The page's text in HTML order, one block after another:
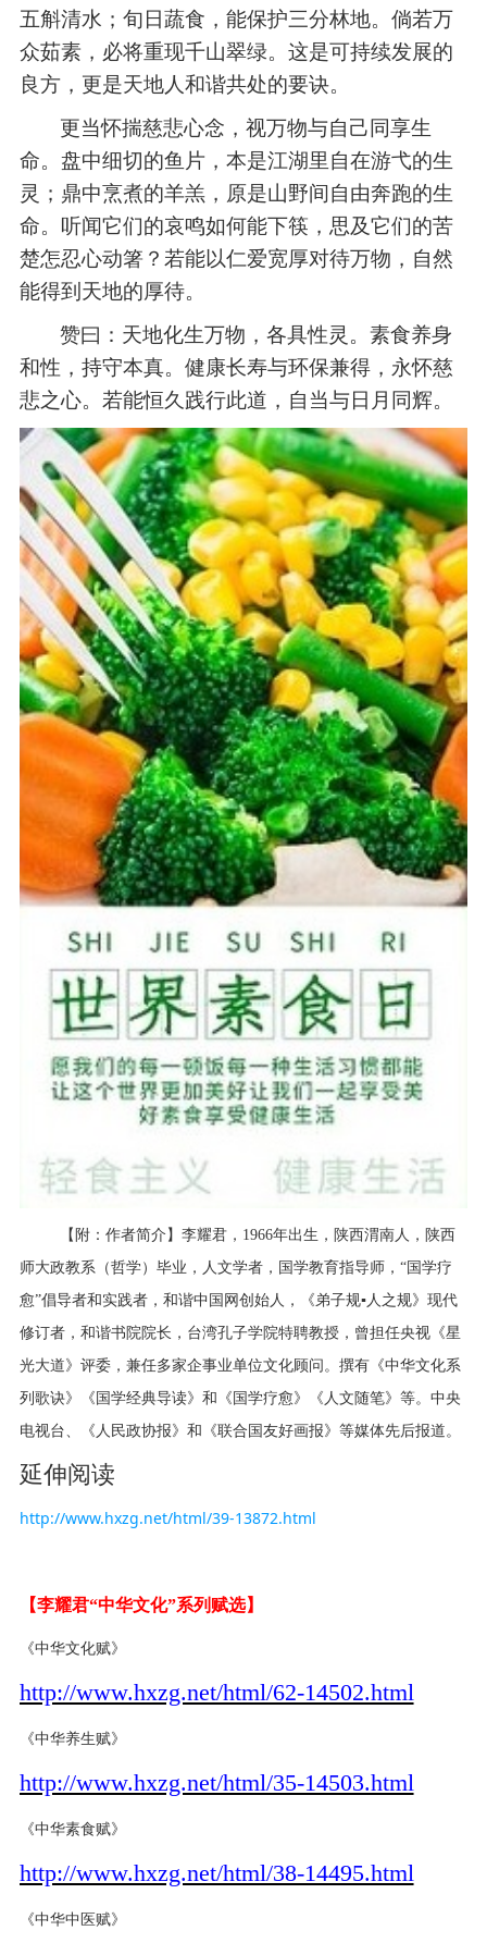
五斛清水；旬日蔬食，能保护三分林地。倘若万
众茹素，必将重现千山翠绿。这是可持续发展的
良方，更是天地人和谐共处的要诀。
更当怀揣慈悲心念，视万物与自己同享生
命。盘中细切的鱼片，本是江湖里自在游弋的生
灵；鼎中烹煮的羊羔，原是山野间自由奔跑的生
命。听闻它们的哀鸣如何能下筷，思及它们的苦
楚怎忍心动箸？若能以仁爱宽厚对待万物，自然
能得到天地的厚待。
赞曰：天地化生万物，各具性灵。素食养身
和性，持守本真。健康长寿与环保兼得，永怀慈
悲之心。若能恒久践行此道，自当与日月同辉。
【附：作者简介】李耀君，1966年出生，陕西渭南人，陕西
师大政教系（哲学）毕业，人文学者，国学教育指导师，“国学疗
愈”倡导者和实践者，和谐中国网创始人，《弟子规▪人之规》现代
修订者，和谐书院院长，台湾孔子学院特聘教授，曾担任央视《星
光大道》评委，兼任多家企事业单位文化顾问。撰有《中华文化系
列歌诀》《国学经典导读》和《国学疗愈》《人文随笔》等。中央
电视台、《人民政协报》和《联合国友好画报》等媒体先后报道。
延伸阅读
http://www.hxzg.net/html/39-13872.html
【李耀君“中华文化”系列赋选】
《中华文化赋》
http://www.hxzg.net/html/62-14502.html
《中华养生赋》
http://www.hxzg.net/html/35-14503.html
《中华素食赋》
http://www.hxzg.net/html/38-14495.html
《中华中医赋》